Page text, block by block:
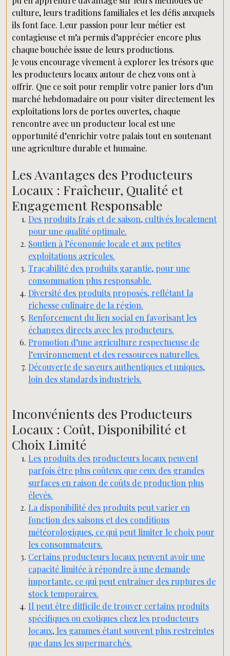
culture, leurs traditions familiales et les défis auxquels
ils font face. Leur passion pour leur métier est
contagieuse et m’a permis d’apprécier encore plus
chaque bouchée issue de leurs productions.
Je vous encourage vivement à explorer les trésors que
les producteurs locaux autour de chez vous ont à
offrir. Que ce soit pour remplir votre panier lors d’un
marché hebdomadaire ou pour visiter directement les
exploitations lors de portes ouvertes, chaque
rencontre avec un producteur local est une
opportunité d’enrichir votre palais tout en soutenant
une agriculture durable et humaine.
Les Avantages des Producteurs
Locaux : Fraîcheur, Qualité et
Engagement Responsable
Des produits frais et de saison, cultivés localement
pour une qualité optimale.
Soutien à l’économie locale et aux petites
exploitations agricoles.
Traçabilité des produits garantie, pour une
consommation plus responsable.
Diversité des produits proposés, reflétant la
richesse culinaire de la région.
Renforcement du lien social en favorisant les
échanges directs avec les producteurs.
Promotion d’une agriculture respectueuse de
l’environnement et des ressources naturelles.
Découverte de saveurs authentiques et uniques,
loin des standards industriels.
Inconvénients des Producteurs
Locaux : Coût, Disponibilité et
Choix Limité
Les produits des producteurs locaux peuvent
parfois être plus coûteux que ceux des grandes
surfaces en raison de coûts de production plus
élevés.
La disponibilité des produits peut varier en
fonction des saisons et des conditions
météorologiques, ce qui peut limiter le choix pour
les consommateurs.
Certains producteurs locaux peuvent avoir une
capacité limitée à répondre à une demande
importante, ce qui peut entraîner des ruptures de
stock temporaires.
Il peut être difficile de trouver certains produits
spécifiques ou exotiques chez les producteurs
locaux, les gammes étant souvent plus restreintes
que dans les supermarchés.